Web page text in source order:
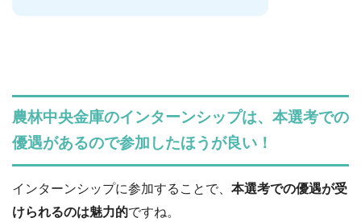
農林中央金庫のインターンシップは、本選考での
優遇があるので参加したほうが良い！
インターンシップに参加することで、 本選考での優遇が受
けられるのは魅力的ですね。